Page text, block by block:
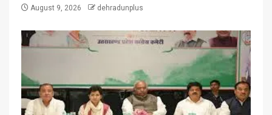
August 9, 2026 dehradunplus